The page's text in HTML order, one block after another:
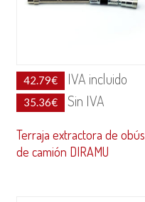
42.79€ IVA incluido
35.36€ Sin IVA
Terraja extractora de obús
de camión DIRAMU